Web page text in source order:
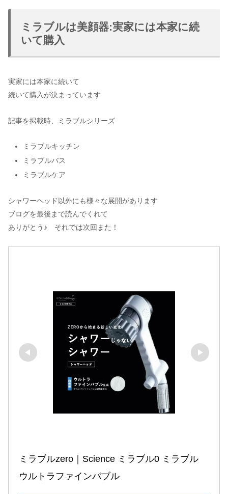
ミラブルは美顔器:実家には本家に続
いて購入
実家には本家に続いて
続いて購入が決まっています
記事を掲載時、ミラブルシリーズ
ミラブルキッチン
ミラブルバス
ミラブルケア
シャワーヘッド以外にも様々な展開があります
ブログを最後まで読んでくれて
ありがとう♪ それでは次回また！
ミラブルzero｜Science ミラブル0 ミラブル
ウルトラファインバブル